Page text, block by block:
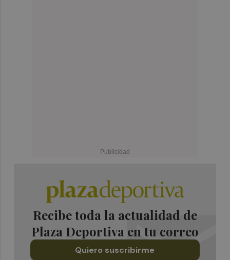
Recibe toda la actualidad de
Plaza Deportiva en tu correo
Quiero suscribirme